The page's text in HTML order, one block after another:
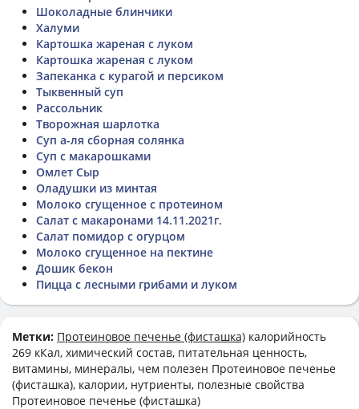
Шоколадные блинчики
Халуми
Картошка жареная с луком
Картошка жареная с луком
Запеканка с курагой и персиком
Тыквенный суп
Рассольник
Творожная шарлотка
Суп а-ля сборная солянка
Суп с макарошками
Омлет Сыр
Оладушки из минтая
Молоко сгущенное с протеином
Салат с макаронами 14.11.2021г.
Салат помидор с огурцом
Молоко сгущенное на пектине
Дошик бекон
Пицца с лесными грибами и луком
Метки: Протеиновое печенье (фисташка) калорийность
269 кКал, химический состав, питательная ценность,
витамины, минералы, чем полезен Протеиновое печенье
(фисташка), калории, нутриенты, полезные свойства
Протеиновое печенье (фисташка)